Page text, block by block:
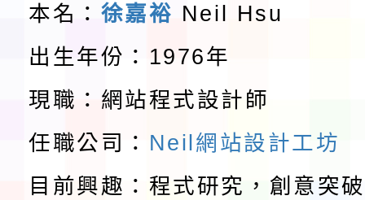
告(不再辦理後續甄選)
賽實施要點」1份
本市「115學年度學生
「桃園市補助參觀特色
展演活動實施計畫」
請一案
教育部校安中心白海豚
報
淨零綠領人才培育課程
本名： 徐嘉裕 Neil Hsu
出生年份：1976年
現職：網站程式設計師
任職公司： Neil網站設計工坊
目前興趣：程式研究，創意突